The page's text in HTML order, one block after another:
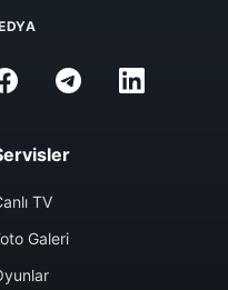
TV
Galeri